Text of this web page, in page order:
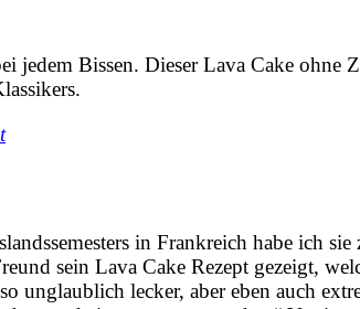
jedem Bissen. Dieser Lava Cake ohne
in Frankreich habe ich sie
sein Lava Cake Rezept gezeigt,
unglaublich lecker, aber eben auch